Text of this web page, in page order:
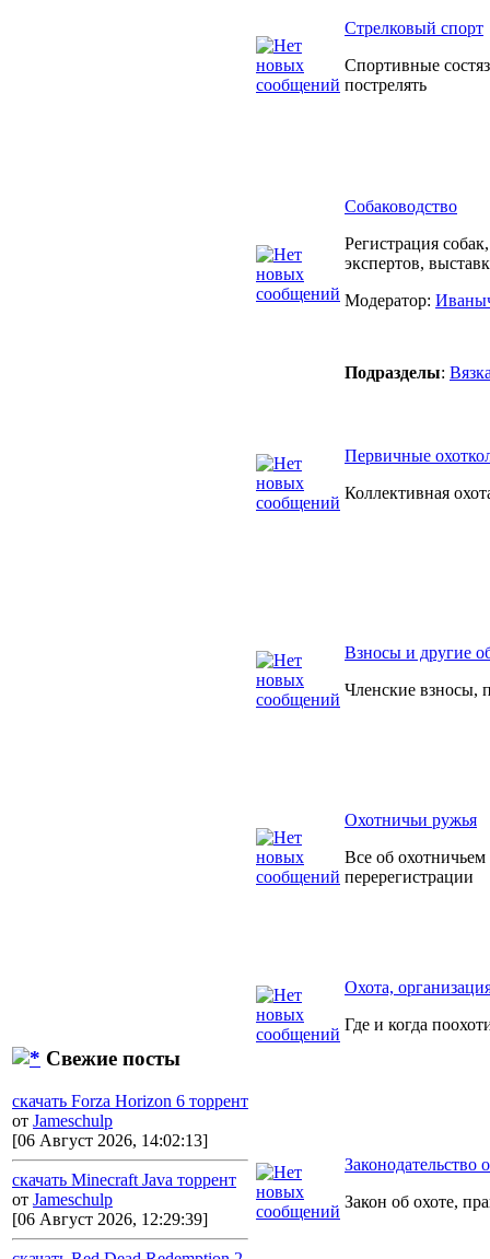
Свежие посты
скачать Forza Horizon 6 торрент
от Jameschulp
[06 Август 2026, 14:02:13]
скачать Minecraft Java торрент
от Jameschulp
[06 Август 2026, 12:29:39]
Cтрелковый спорт
Спортивные
пострелять
Собаководство
Регистрация
экспертов,
Модератор:
Подразделы:
Первичные
Коллективная
Взносы и другие
Членские взносы,
Охотничьи ружья
Все об
перерегистрации
Охота,
Где и когда
Законодательство
Закон об охоте,